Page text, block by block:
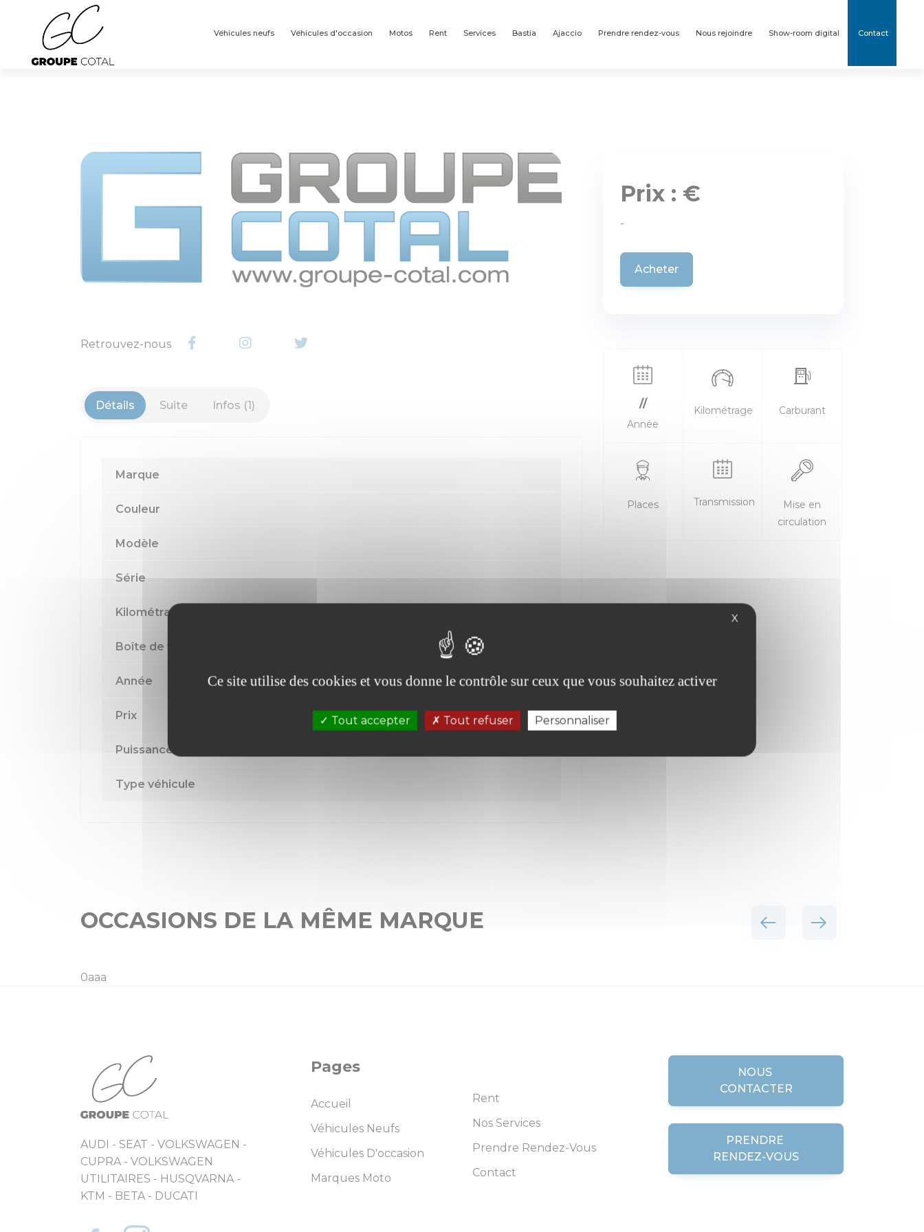
Véhicules neufs Véhicules d'occasion Motos Rent Services Bastia Ajaccio Prendre rendez-vous Nous rejoindre Show-room digital Contact
Retrouvez-nous
Détails Suite Infos (1)
Marque
Couleur
Modèle
Série
Kilométrage
Boîte de vitesse
Année
Prix
Puissance fiscale
Type véhicule
Prix : €
-
Acheter
//
Année
Kilométrage Carburant
Places Transmission
Mise en
circulation
OCCASIONS DE LA MÊME MARQUE
0aaa
AUDI - SEAT - VOLKSWAGEN -
CUPRA - VOLKSWAGEN
UTILITAIRES - HUSQVARNA -
KTM - BETA - DUCATI
Pages
Accueil
Véhicules Neufs
Véhicules D'occasion
Marques Moto
Rent
Nos Services
Prendre Rendez-Vous
Contact
NOUS
CONTACTER
PRENDRE
RENDEZ-VOUS
Panneau de gestion des cookies
X
Ce site utilise des cookies et vous donne le contrôle sur ceux que vous souhaitez activer
Tout accepter Tout refuser Personnaliser